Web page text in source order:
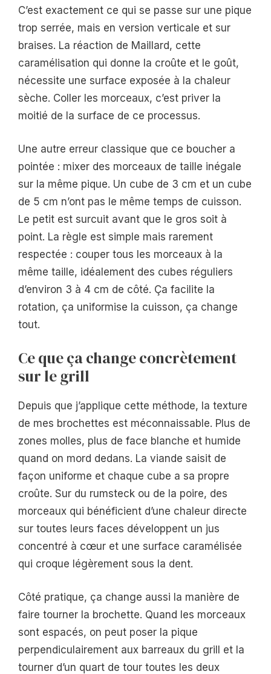
C’est exactement ce qui se passe sur une pique
trop serrée, mais en version verticale et sur
braises. La réaction de Maillard, cette
caramélisation qui donne la croûte et le goût,
nécessite une surface exposée à la chaleur
sèche. Coller les morceaux, c’est priver la
moitié de la surface de ce processus.
Une autre erreur classique que ce boucher a
pointée : mixer des morceaux de taille inégale
sur la même pique. Un cube de 3 cm et un cube
de 5 cm n’ont pas le même temps de cuisson.
Le petit est surcuit avant que le gros soit à
point. La règle est simple mais rarement
respectée : couper tous les morceaux à la
même taille, idéalement des cubes réguliers
d’environ 3 à 4 cm de côté. Ça facilite la
rotation, ça uniformise la cuisson, ça change
tout.
Ce que ça change concrètement
sur le grill
Depuis que j’applique cette méthode, la texture
de mes brochettes est méconnaissable. Plus de
zones molles, plus de face blanche et humide
quand on mord dedans. La viande saisit de
façon uniforme et chaque cube a sa propre
croûte. Sur du rumsteck ou de la poire, des
morceaux qui bénéficient d’une chaleur directe
sur toutes leurs faces développent un jus
concentré à cœur et une surface caramélisée
qui croque légèrement sous la dent.
Côté pratique, ça change aussi la manière de
faire tourner la brochette. Quand les morceaux
sont espacés, on peut poser la pique
perpendiculairement aux barreaux du grill et la
tourner d’un quart de tour toutes les deux